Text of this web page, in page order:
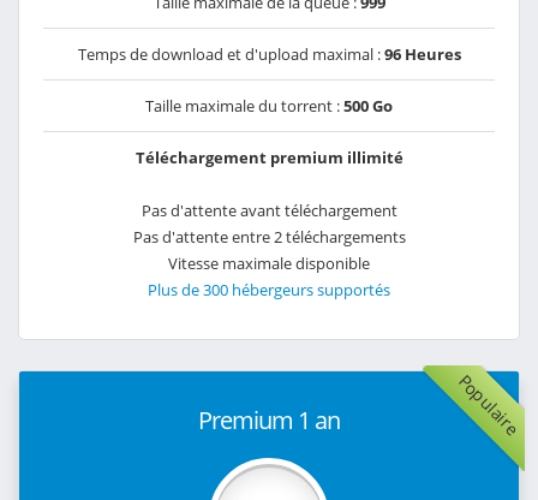
Temps de download et d'upload maximal :96 Heures
Taille maximale du torrent :500 Go
Téléchargement premium illimité
Pas d'attente avant téléchargement
Pas d'attente entre 2 téléchargements
Vitesse maximale disponible
Plus de 300 hébergeurs supportés
Populaire
Premium 1 an